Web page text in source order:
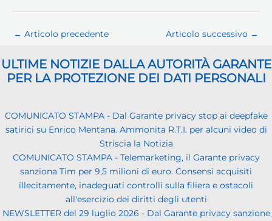
← Articolo precedente Articolo successivo →
ULTIME NOTIZIE DALLA AUTORITÀ GARANTE
PER LA PROTEZIONE DEI DATI PERSONALI
COMUNICATO STAMPA - Dal Garante privacy stop ai deepfake
satirici su Enrico Mentana. Ammonita R.T.I. per alcuni video di
Striscia la Notizia
COMUNICATO STAMPA - Telemarketing, il Garante privacy
sanziona Tim per 9,5 milioni di euro. Consensi acquisiti
illecitamente, inadeguati controlli sulla filiera e ostacoli
all'esercizio dei diritti degli utenti
NEWSLETTER del 29 luglio 2026 - Dal Garante privacy sanzione